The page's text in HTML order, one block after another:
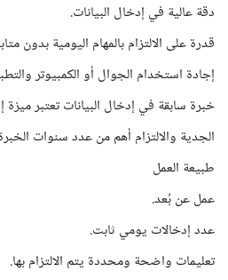
دقة عالية في إدخال البيانات.
قدرة على الالتزام بالمهام اليومية بدون
إجادة استخدام الجوال أو الكمبيوتر
خبرة سابقة في إدخال البيانات تعتبر ميزة
الجدية والالتزام أهم من عدد سنوات
طبيعة العمل
عمل عن بُعد.
عدد إدخالات يومي ثابت.
تعليمات واضحة ومحددة يتم الالتزام بها.